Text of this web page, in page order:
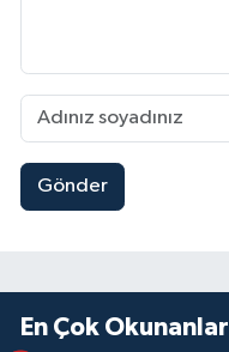
Gönder
En Çok Okunanlar